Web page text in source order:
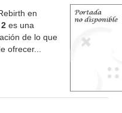
en
es una
de lo que
ofrecer...